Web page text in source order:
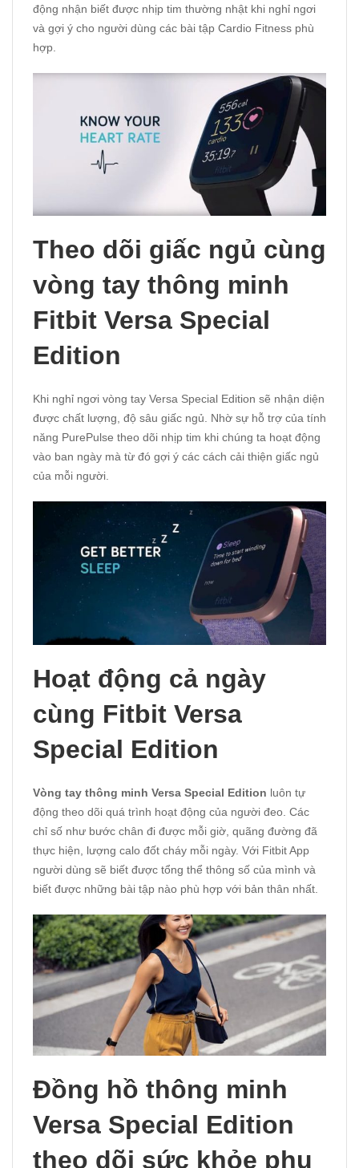
động nhận biết được nhịp tim thường nhật khi nghỉ ngơi
và gợi ý cho người dùng các bài tập Cardio Fitness phù
hợp.
Theo dõi giấc ngủ cùng
vòng tay thông minh
Fitbit Versa Special
Edition
Khi nghỉ ngơi vòng tay Versa Special Edition sẽ nhận diện
được chất lượng, độ sâu giấc ngủ. Nhờ sự hỗ trợ của tính
năng PurePulse theo dõi nhịp tim khi chúng ta hoạt động
vào ban ngày mà từ đó gợi ý các cách cải thiện giấc ngủ
của mỗi người.
Hoạt động cả ngày
cùng Fitbit Versa
Special Edition
Vòng tay thông minh Versa Special Edition luôn tự
động theo dõi quá trình hoạt động của người đeo. Các
chỉ số như bước chân đi được mỗi giờ, quãng đường đã
thực hiện, lượng calo đốt cháy mỗi ngày. Với Fitbit App
người dùng sẽ biết được tổng thể thông số của mình và
biết được những bài tập nào phù hợp với bản thân nhất.
Đồng hồ thông minh
Versa Special Edition
theo dõi sức khỏe phụ